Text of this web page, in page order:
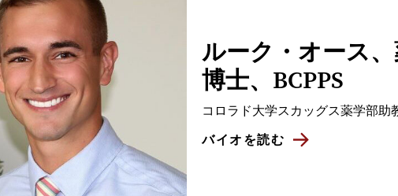
ルーク・オース
博士、BCPPS
コロラド大学スカッグス薬学部助
バイオを読む